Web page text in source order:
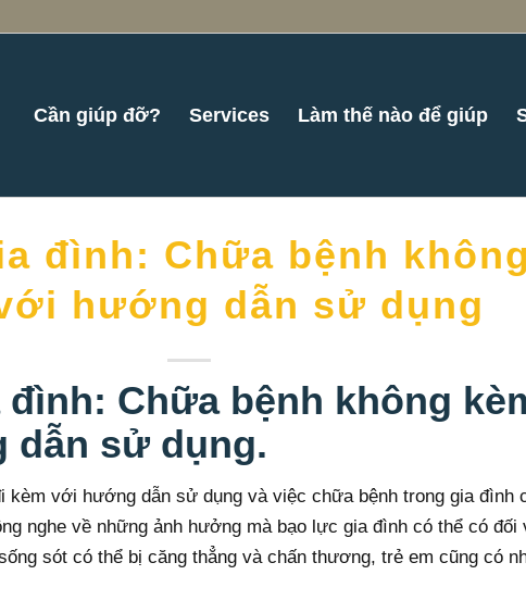
Cần giúp đỡ? Services Làm thế nào để giúp
đình: Chữa bệnh
hướng dẫn sử dụng
Chữa bệnh không
dẫn sử dụng.
kèm với hướng dẫn sử dụng và việc chữa bệnh trong gia đình
nghe về những ảnh hưởng mà bạo lực gia đình có thể có đối
sót có thể bị căng thẳng và chấn thương, trẻ em cũng có